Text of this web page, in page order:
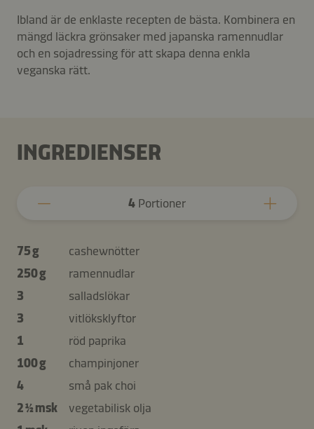
Ibland är de enklaste recepten de bästa. Kombinera en
mängd läckra grönsaker med japanska ramennudlar
och en sojadressing för att skapa denna enkla
veganska rätt.
INGREDIENSER
4 Portioner
75 g
cashewnötter
250 g
ramennudlar
3
salladslökar
3
vitlöksklyftor
1
röd paprika
100 g
champinjoner
4
små pak choi
2 ½ msk
vegetabilisk olja